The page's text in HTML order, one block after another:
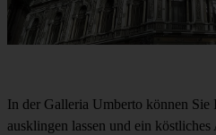
In der Galleria Umberto können Sie
ausklingen lassen und ein